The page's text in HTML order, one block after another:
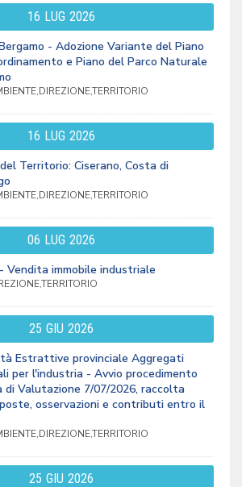
16 LUG 2026
- Adozione Variante del Piano
e Piano del Parco Naturale
16 LUG 2026
Territorio: Ciserano, Costa di
06 LUG 2026
Vendita immobile industriale
25 GIU 2026
Estrattive provinciale Aggregati
per l'industria - Avvio procedimento
di Valutazione 7/07/2026, raccolta
osservazioni e contributi entro il
25 GIU 2026